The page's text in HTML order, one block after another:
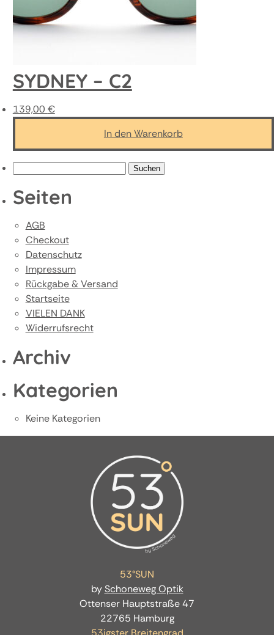
SYDNEY – C2
139,00 €
In den Warenkorb
Seiten
AGB
Checkout
Datenschutz
Impressum
Rückgabe & Versand
Startseite
VIELEN DANK
Widerrufsrecht
Archiv
Kategorien
Keine Kategorien
53°SUN
bySchoneweg Optik
Ottenser Hauptstraße 47
22765 Hamburg